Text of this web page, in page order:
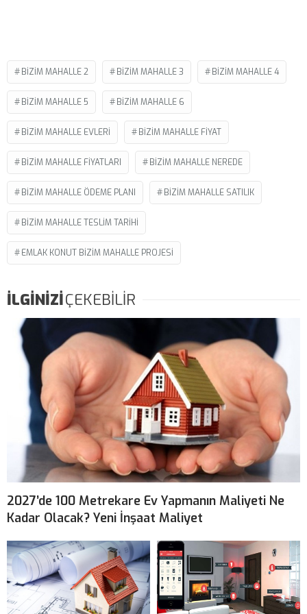
BIZIM MAHALLE 2 BIZIM MAHALLE 3 BIZIM MAHALLE 4
BIZIM MAHALLE 5 BIZIM MAHALLE 6
BIZIM MAHALLE EVLERI BIZIM MAHALLE FIYAT
BIZIM MAHALLE FIYATLARI BIZIM MAHALLE NEREDE
BIZIM MAHALLE ÖDEME PLANI BIZIM MAHALLE SATILIK
BIZIM MAHALLE TESLIM TARIHI
EMLAK KONUT BIZIM MAHALLE PROJESI
İLGİNİZİÇEKEBİLİR
2027’de 100 Metrekare Ev Yapmanın Maliyeti Ne
Kadar Olacak? Yeni İnşaat Maliyet